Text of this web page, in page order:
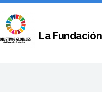
La Fundación